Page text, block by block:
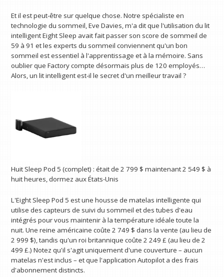
Et il est peut-être sur quelque chose. Notre spécialiste en
technologie du sommeil, Eve Davies, m'a dit que l'utilisation du lit
intelligent Eight Sleep avait fait passer son score de sommeil de
59 à 91 et les experts du sommeil conviennent qu'un bon
sommeil est essentiel à l'apprentissage et à la mémoire. Sans
oublier que Factory compte désormais plus de 120 employés…
Alors, un lit intelligent est-il le secret d'un meilleur travail ?
Huit Sleep Pod 5 (complet) : était de 2 799 $ maintenant 2 549 $ à
huit heures, dormez aux États-Unis
L'Eight Sleep Pod 5 est une housse de matelas intelligente qui
utilise des capteurs de suivi du sommeil et des tubes d'eau
intégrés pour vous maintenir à la température idéale toute la
nuit. Une reine américaine coûte 2 749 $ dans la vente (au lieu de
2 999 $), tandis qu'un roi britannique coûte 2 249 £ (au lieu de 2
499 £.) Notez qu'il s'agit uniquement d'une couverture – aucun
matelas n'est inclus – et que l'application Autopilot a des frais
d'abonnement distincts.